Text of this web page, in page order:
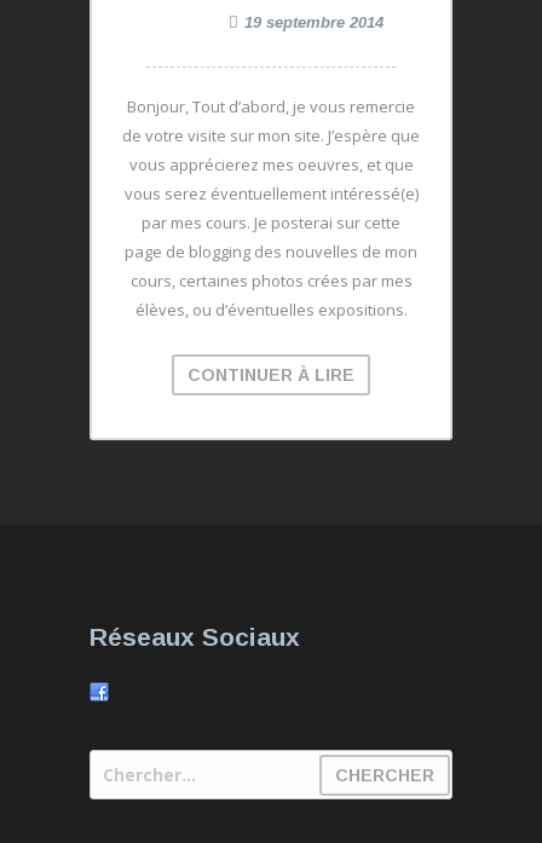
19 septembre 2014
Bonjour, Tout d’abord, je vous remercie
de votre visite sur mon site. J’espère que
vous apprécierez mes oeuvres, et que
vous serez éventuellement intéressé(e)
par mes cours. Je posterai sur cette
page de blogging des nouvelles de mon
cours, certaines photos crées par mes
élèves, ou d’éventuelles expositions.
CONTINUER À LIRE
Réseaux Sociaux